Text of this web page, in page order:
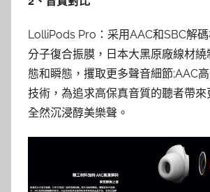
LolliPods Pro：采用AAC和SBC解
分子復合振膜，日本大黑原廠線材繞
態和瞬態，攫取更多聲音細節;AAC
技術，為追求高保真音質的聽者帶來
全然沉浸醇美樂聲。